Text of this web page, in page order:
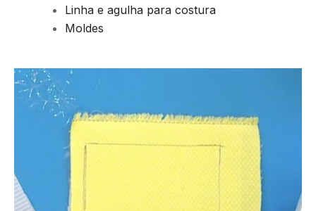
Linha e agulha para costura
Moldes